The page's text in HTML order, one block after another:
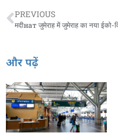
PREVIOUS
और पढ़ें